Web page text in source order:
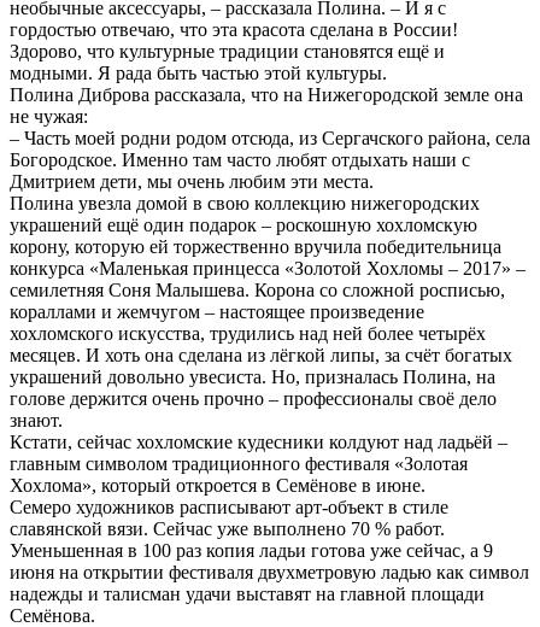
необычные аксессуары, – рассказала Полина. – И я с
гордостью отвечаю, что эта красота сделана в России!
Здорово, что культурные традиции становятся ещё и
модными. Я рада быть частью этой культуры.
Полина Диброва рассказала, что на Нижегородской земле она
не чужая:
– Часть моей родни родом отсюда, из Сергачского района, села
Богородское. Именно там часто любят отдыхать наши с
Дмитрием дети, мы очень любим эти места.
Полина увезла домой в свою коллекцию нижегородских
украшений ещё один подарок – роскошную хохломскую
корону, которую ей торжественно вручила победительница
конкурса «Маленькая принцесса «Золотой Хохломы – 2017» –
семилетняя Соня Малышева. Корона со сложной росписью,
кораллами и жемчугом – настоящее произведение
хохломского искусства, трудились над ней более четырёх
месяцев. И хоть она сделана из лёгкой липы, за счёт богатых
украшений довольно увесиста. Но, призналась Полина, на
голове держится очень прочно – профессионалы своё дело
знают.
Кстати, сейчас хохломские кудесники колдуют над ладьёй –
главным символом традиционного фестиваля «Золотая
Хохлома», который откроется в Семёнове в июне.
Семеро художников расписывают арт-объект в стиле
славянской вязи. Сейчас уже выполнено 70 % работ.
Уменьшенная в 100 раз копия ладьи готова уже сейчас, а 9
июня на открытии фестиваля двухметровую ладью как символ
надежды и талисман удачи выставят на главной площади
Семёнова.